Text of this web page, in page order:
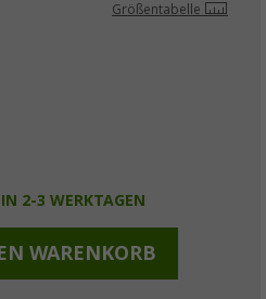
Größentabelle
IN 2-3 WERKTAGEN
WARENKORB